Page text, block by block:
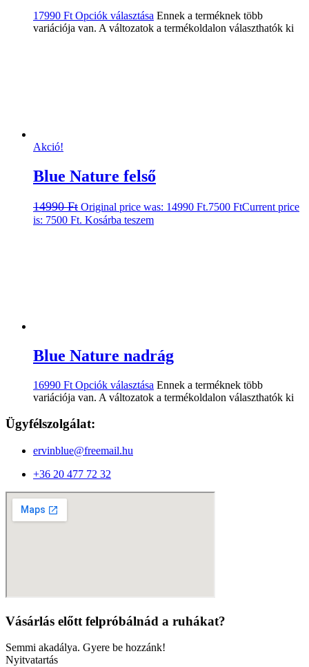
17990 Ft Opciók választása Ennek a terméknek több
variációja van. A változatok a termékoldalon választhatók ki
Akció!
Blue Nature felső
14990Ft Original price was: 14990 Ft.7500 FtCurrent price
is: 7500 Ft. Kosárba teszem
Blue Nature nadrág
16990 Ft Opciók választása Ennek a terméknek több
variációja van. A változatok a termékoldalon választhatók ki
Ügyfélszolgálat:
ervinblue@freemail.hu
+36 20 477 72 32
Vásárlás előtt felpróbálnád a ruhákat?
Semmi akadálya. Gyere be hozzánk!
Nyitvatartás